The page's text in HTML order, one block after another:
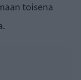
toisena